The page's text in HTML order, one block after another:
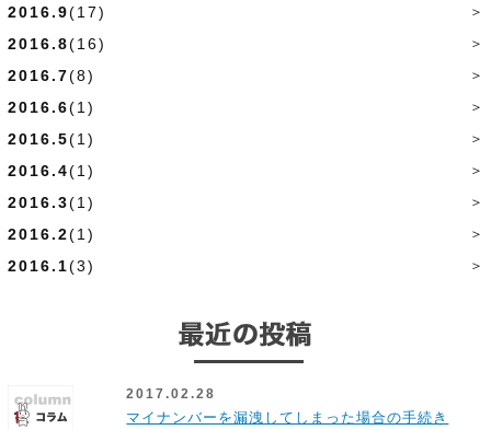
2016.9(17)
2016.8(16)
2016.7(8)
2016.6(1)
2016.5(1)
2016.4(1)
2016.3(1)
2016.2(1)
2016.1(3)
2017.02.28
マイナンバーを漏洩してしまった場合の手続き